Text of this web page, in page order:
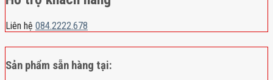
Liên hệ 084.2222.678
Sản phẩm sẵn hàng tại: